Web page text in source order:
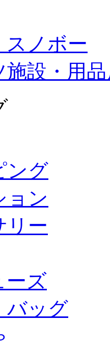
スノボー
施設・用
ング
ョン
リー
ーズ
バッグ